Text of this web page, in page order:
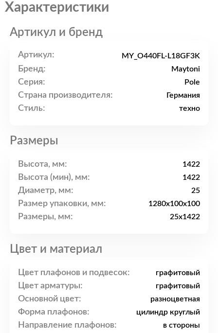
Характеристики
Артикул и бренд
Артикул: MY_O440FL-L18GF3K
Бренд: Maytoni
Серия: Pole
Страна производителя: Германия
Стиль: техно
Размеры
Высота, мм: 1422
Высота (мин), мм: 1422
Диаметр, мм: 25
Размер упаковки, мм: 1280x100x100
Размеры, мм: 25x1422
Цвет и материал
Цвет плафонов и подвесок: графитовый
Цвет арматуры: графитовый
Основной цвет: разноцветная
Форма плафонов: цилиндр круглый
Направление плафонов: в стороны